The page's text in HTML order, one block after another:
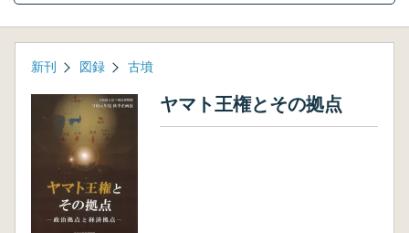
新刊 図録 古墳
ヤマト王権とその拠点